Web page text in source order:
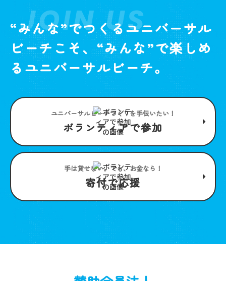
JOIN US
“みんな”でつくるユニバーサル
ビーチこそ、“みんな”で楽しめ
るユニバーサルビーチ。
ユニバーサルビーチつくりを手伝いたい！
ボランティアで参加
手は貸せない。でも、お金なら！
寄付で応援